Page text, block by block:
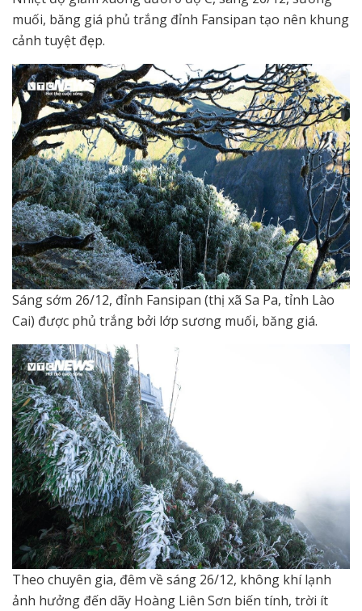
muối, băng giá phủ trắng đỉnh Fansipan tạo nên khung
cảnh tuyệt đẹp.
Sáng sớm 26/12, đỉnh Fansipan (thị xã Sa Pa, tỉnh Lào
Cai) được phủ trắng bởi lớp sương muối, băng giá.
Theo chuyên gia, đêm về sáng 26/12, không khí lạnh
ảnh hưởng đến dãy Hoàng Liên Sơn biến tính, trời ít